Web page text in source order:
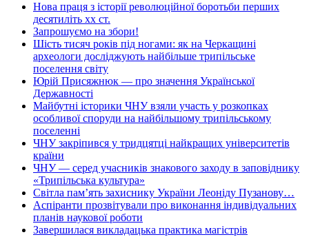
Нова праця з історії революційної боротьби перших
десятиліть хх ст.
Запрошуємо на збори!
Шість тисяч років під ногами: як на Черкащині
археологи досліджують найбільше трипільське
поселення світу
Юрій Присяжнюк — про значення Української
Державності
Майбутні історики ЧНУ взяли участь у розкопках
особливої споруди на найбільшому трипільському
поселенні
ЧНУ закріпився у тридцятці найкращих університетів
країни
ЧНУ — серед учасників знакового заходу в заповіднику
«Трипільська культура»
Світла пам’ять захиснику України Леоніду Пузанову…
Аспіранти прозвітували про виконання індивідуальних
планів наукової роботи
Завершилася викладацька практика магістрів